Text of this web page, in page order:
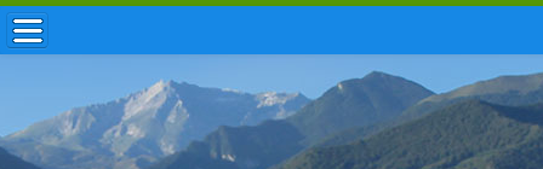
ACCUEIL / INFOS
MUNICIPALITÉ